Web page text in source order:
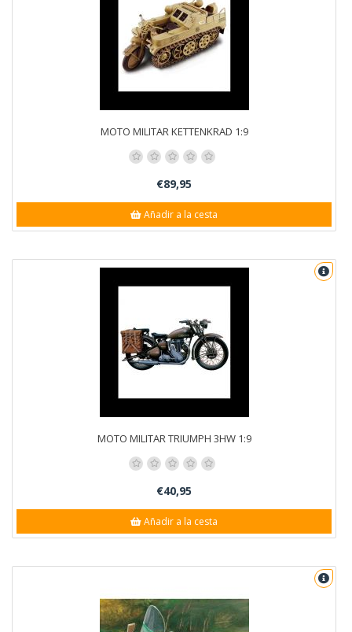
MOTO MILITAR KETTENKRAD 1:9
€89,95
Añadir a la cesta
MOTO MILITAR TRIUMPH 3HW 1:9
€40,95
Añadir a la cesta